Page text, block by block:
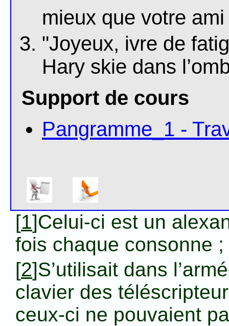
mieux que votre
"Joyeux, ivre de
Hary skie dans
Support de cours
Pangramme_1 -
[1]Celui-ci est un
fois chaque consonne
[2]S’utilisait dans
clavier des
ceux-ci ne pouvaient